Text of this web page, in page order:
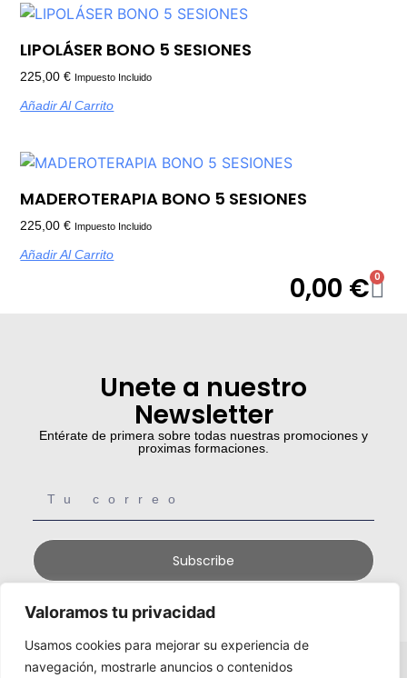
Valoramos tu privacidad
Usamos cookies para mejorar su experiencia de
navegación, mostrarle anuncios o contenidos
LIPOLÁSER BONO 5 SESIONES
225,00€ Impuesto Incluido
Añadir Al Carrito
MADEROTERAPIA BONO 5 SESIONES
225,00€ Impuesto Incluido
Añadir Al Carrito
0,00 € 0
Unete a nuestro
Newsletter
Entérate de primera sobre todas nuestras promociones y
proximas formaciones.
Subscribe